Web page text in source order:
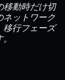
移動時だけ切
ネットワーク
移行フェーズ